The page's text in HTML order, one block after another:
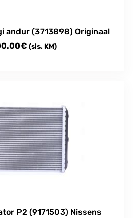
andur (3713898) Originaal
€ (sis. KM)
P2 (9171503) Nissens